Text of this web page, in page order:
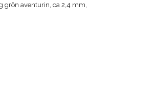
grön aventurin, ca 2,4 mm,